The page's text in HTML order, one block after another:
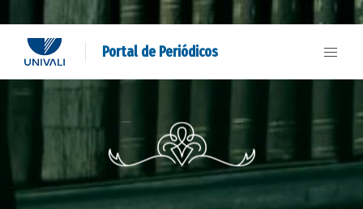
Portal de Periódicos